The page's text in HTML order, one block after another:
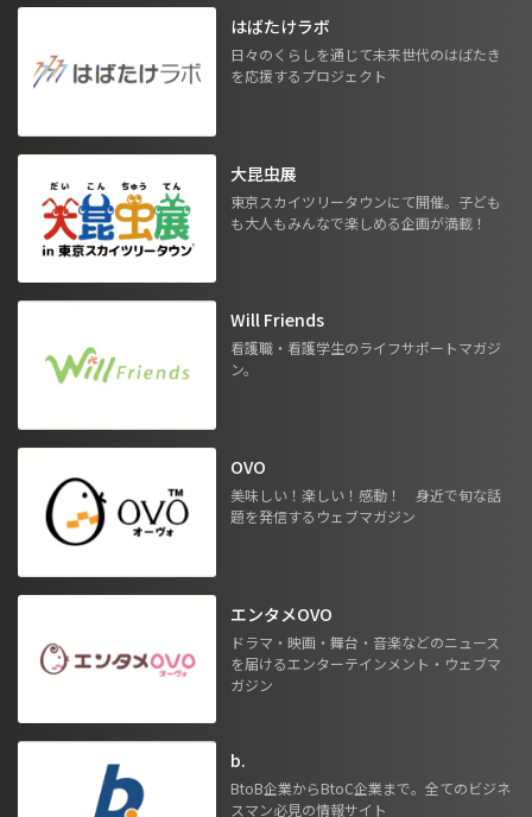
はばたけラボ
日々のくらしを通じて未来世代のはばたき
を応援するプロジェクト
大昆虫展
東京スカイツリータウンにて開催。子ども
も大人もみんなで楽しめる企画が満載！
Will Friends
看護職・看護学生のライフサポートマガジ
ン。
OVO
美味しい！楽しい！感動！ 身近で旬な話
題を発信するウェブマガジン
エンタメOVO
ドラマ・映画・舞台・音楽などのニュース
を届けるエンターテインメント・ウェブマ
ガジン
b.
BtoB企業からBtoC企業まで。全てのビジネ
スマン必見の情報サイト